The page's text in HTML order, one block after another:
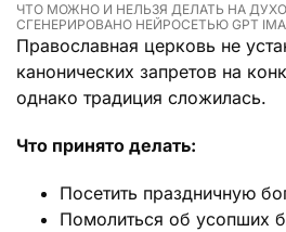
ЧТО МОЖНО И НЕЛЬЗЯ ДЕЛАТЬ НА
СГЕНЕРИРОВАНО НЕЙРОСЕТЬЮ GPT
Православная церковь не
канонических запретов на
однако традиция сложилась.
Что принято делать:
Посетить праздничную
Помолиться об усопших